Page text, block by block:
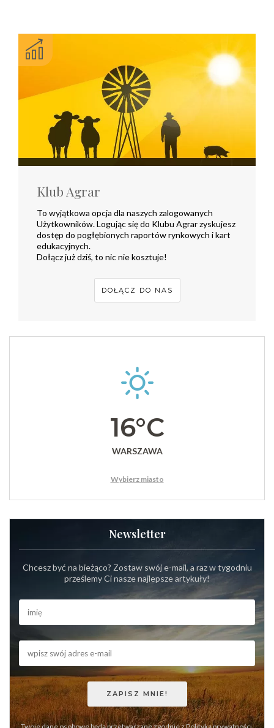
Klub Agrar
To wyjątkowa opcja dla naszych zalogowanych
Użytkowników. Logując się do Klubu Agrar zyskujesz
dostęp do pogłębionych raportów rynkowych i kart
edukacyjnych.
Dołącz już dziś, to nic nie kosztuje!
DOŁĄCZ DO NAS
16°C
WARSZAWA
Wybierz miasto
Newsletter
Chcesz być na bieżąco? Zostaw swój e-mail, a raz w tygodniu
prześlemy Ci nasze najlepsze artykuły!